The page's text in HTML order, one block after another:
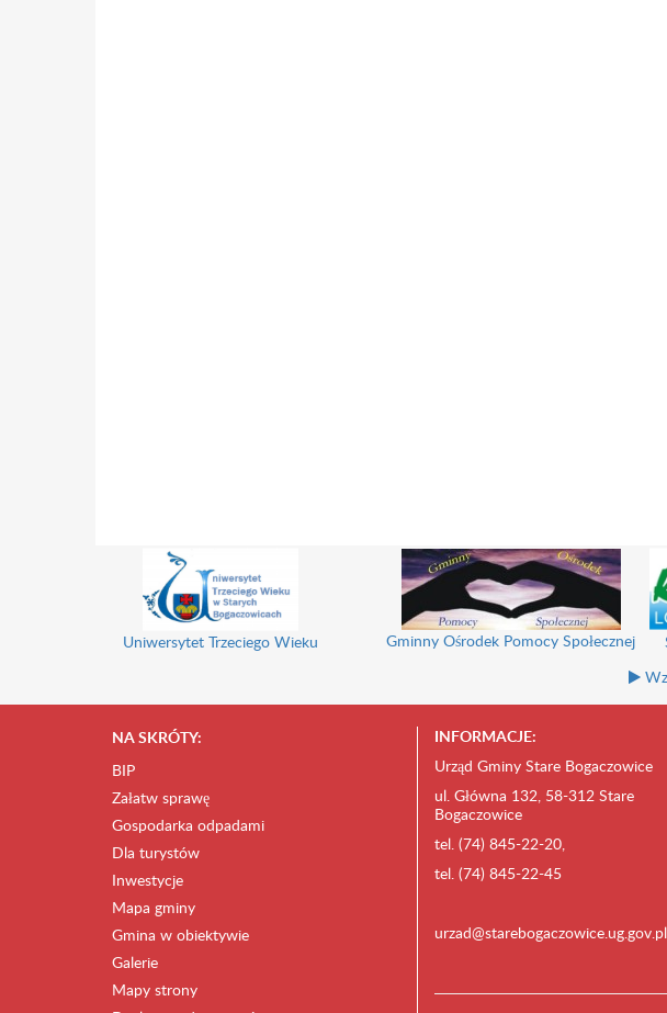
Uniwersytet Trzeciego Wieku Gminny Ośrodek Pomocy Społecznej
NA SKRÓTY:
BIP
Załatw sprawę
Gospodarka odpadami
Dla turystów
Inwestycje
Mapa gminy
Gmina w obiektywie
Galerie
Mapy strony
INFORMACJE:
Urząd Gminy Stare Bogaczowice
ul. Główna 132, 58-312 Stare
Bogaczowice
tel. (74) 845-22-20,
tel. (74) 845-22-45
urzad@starebogaczowice.ug.gov.pl